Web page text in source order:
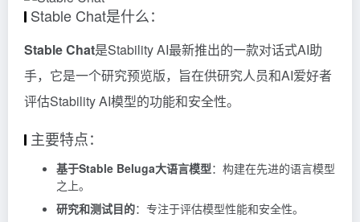
Stable Chat是什么：
Stable Chat是Stability AI最新推出的一款对话式AI助
手，它是一个研究预览版，旨在供研究人员和AI爱好者
评估Stability AI模型的功能和安全性。
主要特点：
基于Stable Beluga大语言模型：构建在先进的语言模型
之上。
研究和测试目的：专注于评估模型性能和安全性。